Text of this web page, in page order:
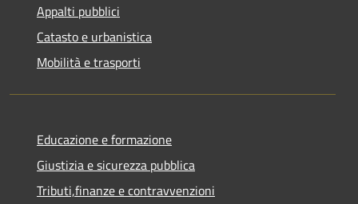
Appalti pubblici
Catasto e urbanistica
Mobilità e trasporti
Educazione e formazione
Giustizia e sicurezza pubblica
Tributi,finanze e contravvenzioni